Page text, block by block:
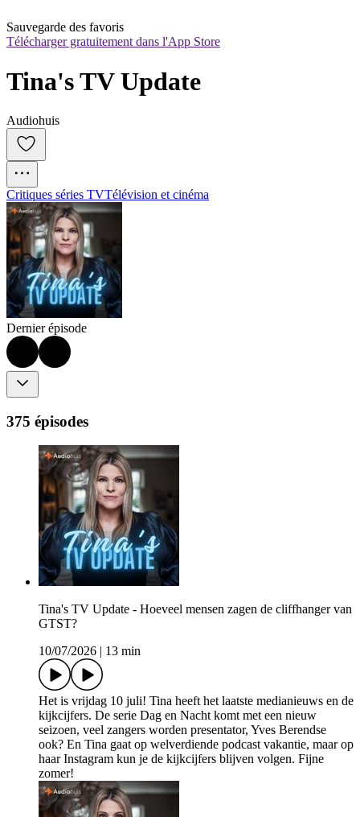
Sauvegarde des favoris
Télécharger gratuitement dans l'App Store
Tina's TV Update
Audiohuis
Critiques séries TVTélévision et cinéma
Dernier épisode
375 épisodes
Tina's TV Update - Hoeveel mensen zagen de cliffhanger van
GTST?
10/07/2026
13 min
Het is vrijdag 10 juli! Tina heeft het laatste medianieuws en de
kijkcijfers. De serie Dag en Nacht komt met een nieuw
seizoen, veel zangers worden presentator, Yves Berendse
ook? En Tina gaat op welverdiende podcast vakantie, maar op
haar Instagram kun je de kijkcijfers blijven volgen. Fijne
zomer!